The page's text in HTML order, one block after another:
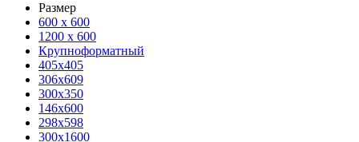
Размер
600 х 600
1200 х 600
Крупноформатный
405x405
306x609
300x350
146x600
298x598
300x1600